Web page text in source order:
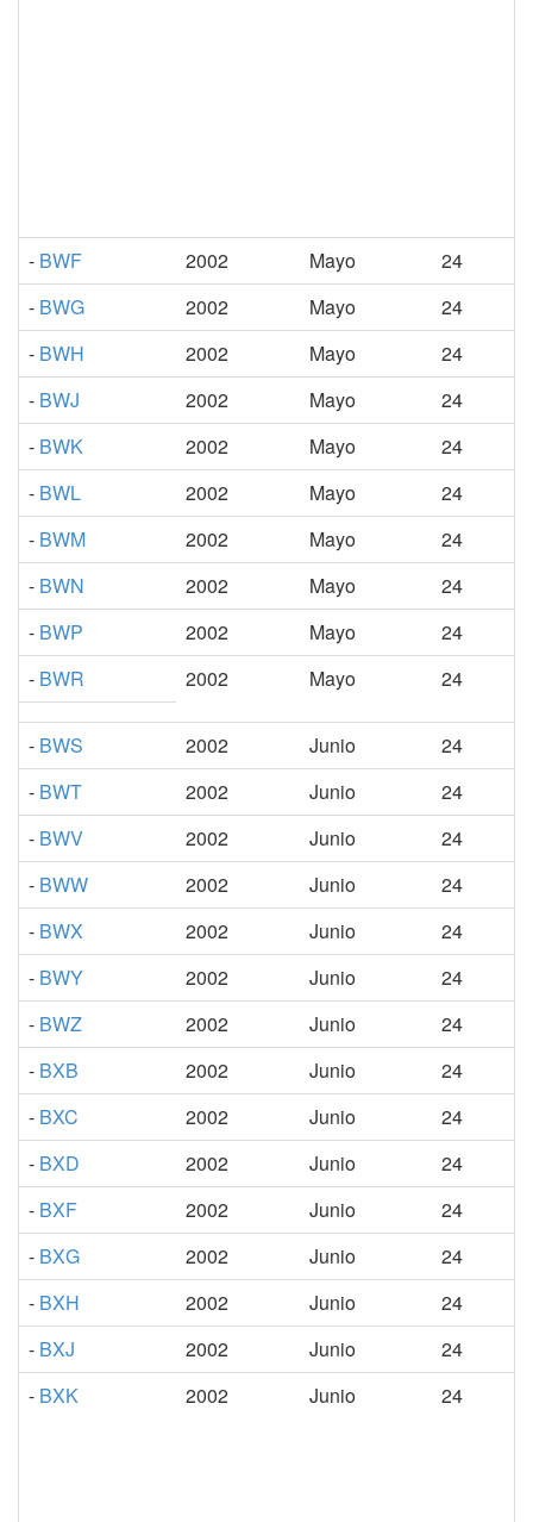
- BWF 2002 Mayo
24
- BWG 2002 Mayo
24
- BWH 2002 Mayo
24
- BWJ 2002 Mayo
24
- BWK 2002 Mayo
24
- BWL 2002 Mayo
24
- BWM 2002 Mayo
24
- BWN 2002 Mayo
24
- BWP 2002 Mayo
24
- BWR 2002 Mayo 24
- BWS 2002 Junio
24
- BWT 2002 Junio
24
- BWV 2002 Junio
24
- BWW 2002 Junio
24
- BWX 2002 Junio
24
- BWY 2002 Junio
24
- BWZ 2002 Junio
24
- BXB 2002 Junio
24
- BXC 2002 Junio
24
- BXD 2002 Junio
24
- BXF 2002 Junio
24
- BXG 2002 Junio
24
- BXH 2002 Junio
24
- BXJ 2002 Junio
24
- BXK 2002 Junio 24